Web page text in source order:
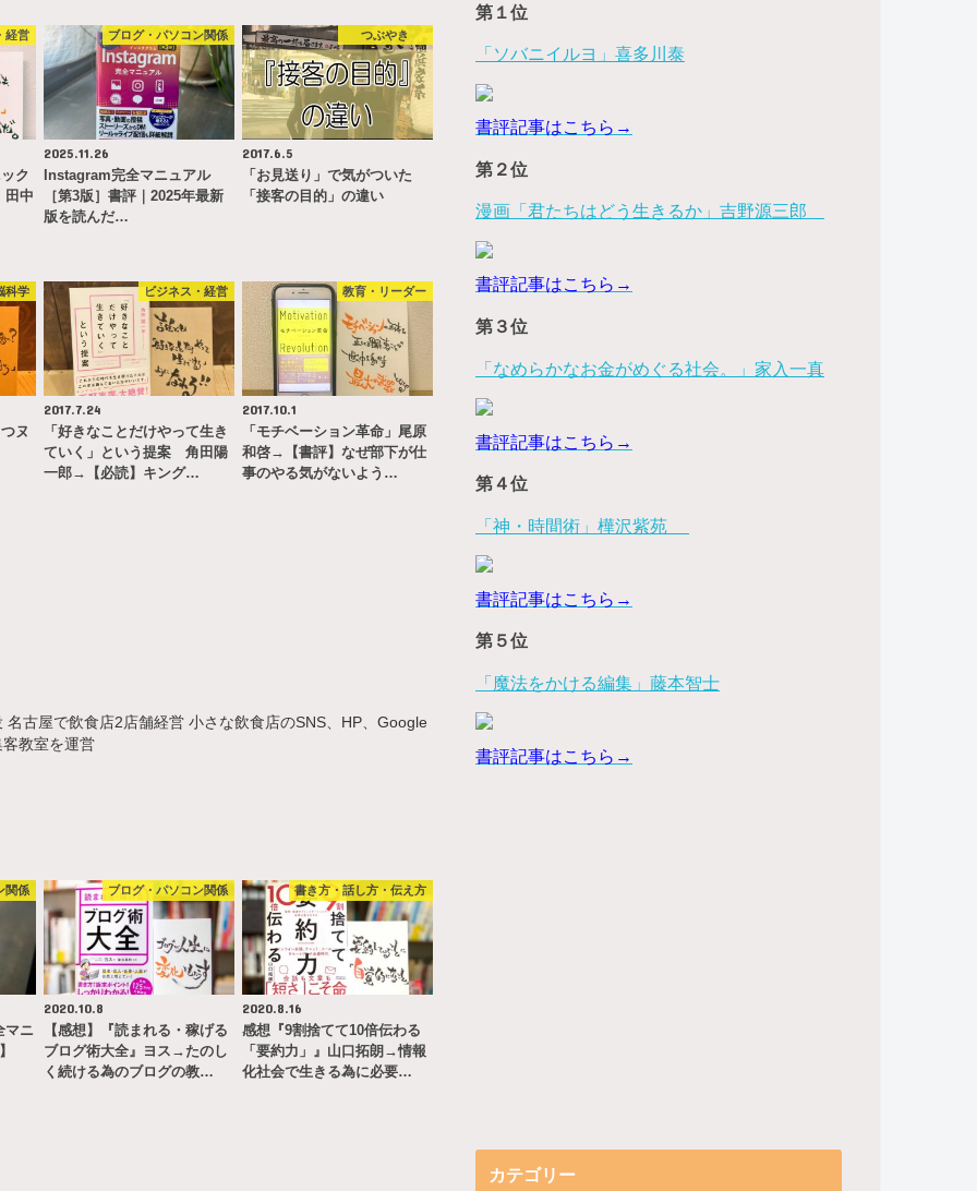
経営
ク
田中
ブログ・パソコン関係
2025.11.26
Instagram完全マニュアル
［第3版］書評｜2025年最新
版を読んだ…
つぶやき
2017.6.5
「お見送り」で気がついた
「接客の目的」の違い
科学
ヌ
ビジネス・経営
2017.7.24
「好きなことだけやって生き
ていく」という提案 角田陽
一郎→【必読】キング…
教育・リーダー
2017.10.1
「モチベーション革命」尾原
和啓→【書評】なぜ部下が仕
事のやる気がないよう…
古屋で飲食店2店舗経営 小さな飲食店のSNS、HP、Google
教室を運営
関係
マニ
ブログ・パソコン関係
2020.10.8
【感想】『読まれる・稼げる
ブログ術大全』ヨス→たのし
く続ける為のブログの教…
書き方・話し方・伝え方
2020.8.16
感想『9割捨てて10倍伝わる
「要約力」』山口拓朗→情報
化社会で生きる為に必要…
第１位
「ソバニイルヨ」喜多川泰
書評記事はこちら→
第２位
漫画「君たちはどう生きるか」吉野源三郎
書評記事はこちら→
第３位
「なめらかなお金がめぐる社会。」家入一真
書評記事はこちら→
第４位
「神・時間術」樺沢紫苑
書評記事はこちら→
第５位
「魔法をかける編集」藤本智士
書評記事はこちら→
カテゴリー